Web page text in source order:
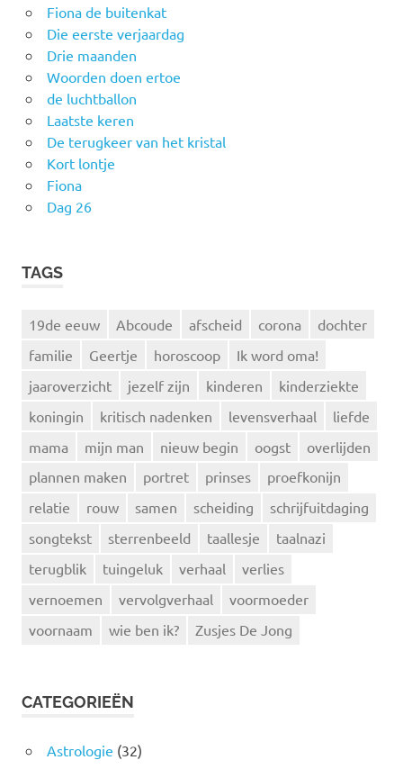
Fiona de buitenkat
Die eerste verjaardag
Drie maanden
Woorden doen ertoe
de luchtballon
Laatste keren
De terugkeer van het kristal
Kort lontje
Fiona
Dag 26
TAGS
19de eeuw Abcoude afscheid corona
dochter
familie
Geertje horoscoop
Ik word oma!
jaaroverzicht
jezelf zijn kinderen
kinderziekte
koningin
kritisch nadenken levensverhaal
liefde
mama
mijn man nieuw begin oogst
overlijden
plannen maken
portret prinses
proefkonijn
relatie
rouw samen scheiding
schrijfuitdaging
songtekst
sterrenbeeld taallesje
taalnazi
terugblik
tuingeluk verhaal
verlies
vernoemen
vervolgverhaal
voormoeder
voornaam
wie ben ik? Zusjes De Jong
CATEGORIEËN
Astrologie (32)